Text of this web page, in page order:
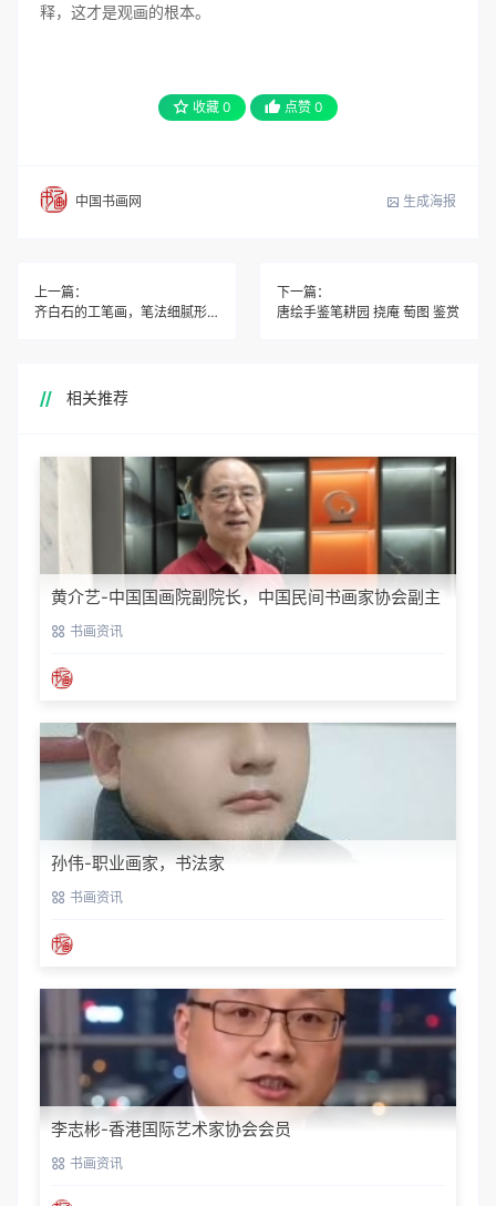
释，这才是观画的根本。
收藏 0 点赞 0
中国书画网 生成海报
上一篇：
齐白石的工笔画，笔法细腻形象真实，堪称一绝！
下一篇：
唐绘手鉴笔耕园 挠庵 萄图 鉴赏
相关推荐
黄介艺-中国国画院副院长，中国民间书画家协会副主
席 书画资讯
孙伟-职业画家，书法家
书画资讯
李志彬-香港国际艺术家协会会员
书画资讯